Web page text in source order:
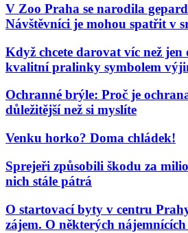
V Zoo Praha se narodila
Návštěvníci je mohou spatřit v
Když chcete darovat víc než
kvalitní pralinky symbolem
Ochranné brýle: Proč je
důležitější než si myslíte
Venku horko? Doma chládek!
Sprejeři způsobili škodu za
nich stále pátrá
O startovací byty v centru
zájem. O některých